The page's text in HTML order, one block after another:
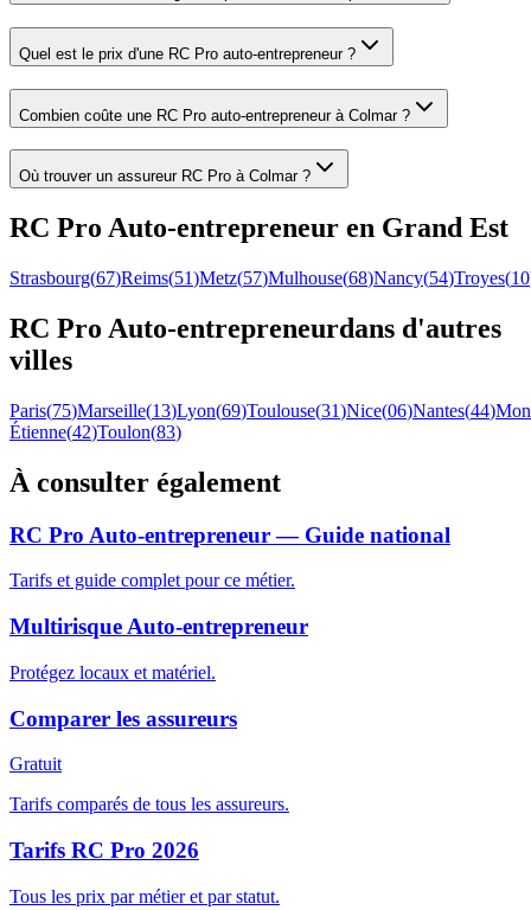
Quel est le prix d'une RC Pro auto-entrepreneur ?
Combien coûte une RC Pro auto-entrepreneur à Colmar ?
Où trouver un assureur RC Pro à Colmar ?
RC Pro Auto-entrepreneur en Grand Est
Strasbourg(67)Reims(51)Metz(57)Mulhouse(68)Nancy(54)Troyes(10
RC Pro Auto-entrepreneurdans d'autres
villes
Paris(75)Marseille(13)Lyon(69)Toulouse(31)Nice(06)Nantes(44)
Étienne(42)Toulon(83)
À consulter également
RC Pro Auto-entrepreneur — Guide national
Tarifs et guide complet pour ce métier.
Multirisque Auto-entrepreneur
Protégez locaux et matériel.
Comparer les assureurs
Gratuit
Tarifs comparés de tous les assureurs.
Tarifs RC Pro 2026
Tous les prix par métier et par statut.